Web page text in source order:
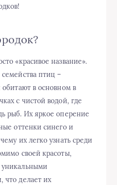
«красивое название».
птиц –
в основном в
с чистой водой, где
рыб. Их яркое оперение
оттенки синего и
их легко узнать среди
своей красоты,
уникальными
что делает их